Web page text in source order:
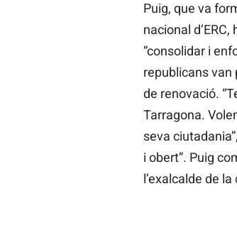
Puig, que va
nacional
“consolidar i
republicans van
de renovació.
Tarragona.
seva
i obert”. Puig
l’exalcalde de